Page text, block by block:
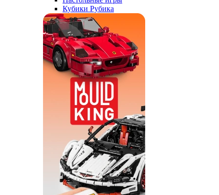
Кубики Рубика